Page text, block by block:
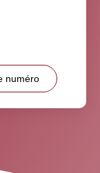
numéro